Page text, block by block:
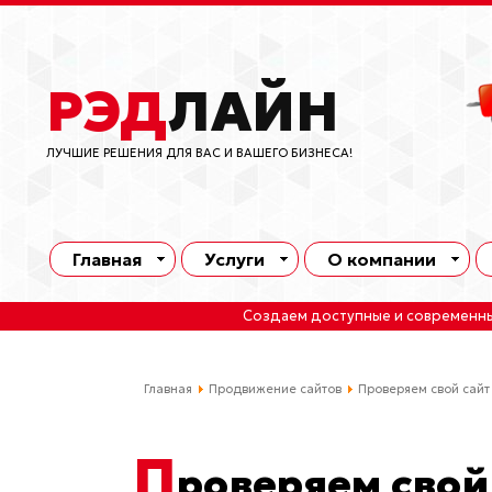
РЭДЛАЙН
ЛУЧШИЕ РЕШЕНИЯ ДЛЯ ВАС И ВАШЕГО БИЗНЕСА!
Главная Услуги О компании
Создаем доступные и
Главная Продвижение сайтов Проверяем свой
П